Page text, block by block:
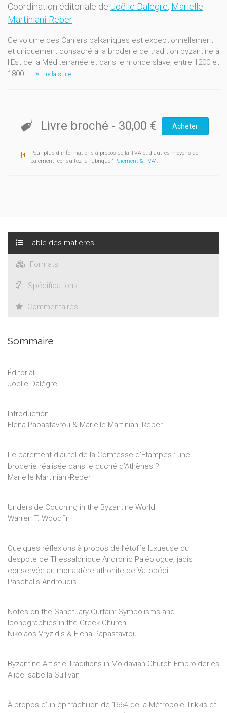
Coordination éditoriale de Joëlle Dalègre, Marielle
Martiniani-Reber
Ce volume des Cahiers balkaniques est exceptionnellement
et uniquement consacré à la broderie de tradition byzantine à
l'Est de la Méditerranée et dans le monde slave, entre 1200 et
1800.
Lire la suite
Livre broché - 30,00 € Acheter
Pour plus d'informations à propos de la TVA et d'autres moyens de
paiement, consultez la rubrique "Paiement & TVA".
Table des matières
Formats
Spécifications
Commentaires
Sommaire
Éditorial
Joëlle Dalègre
Introduction
Elena Papastavrou & Marielle Martiniani-Reber
Le parement d'autel de la Comtesse d'Étampes : une
broderie réalisée dans le duché d’Athènes ?
Marielle Martiniani-Reber
Underside Couching in the Byzantine World
Warren T. Woodfin
Quelques réflexions à propos de l’étoffe luxueuse du
despote de Thessalonique Andronic Paléologue, jadis
conservée au monastère athonite de Vatopédi
Paschalis Androudis
Notes on the Sanctuary Curtain: Symbolisms and
Iconographies in the Greek Church
Nikolaos Vryzidis & Elena Papastavrou
Byzantine Artistic Traditions in Moldavian Church Embroideries
Alice Isabella Sullivan
À propos d’un épitrachilion de 1664 de la Métropole Trikkis et